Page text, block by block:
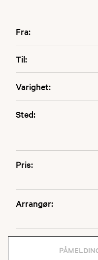
Fra:
Til:
Varighet:
Sted:
Pris:
Arrangør: